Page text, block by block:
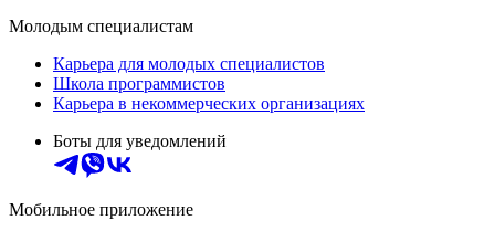
Молодым специалистам
Карьера для молодых специалистов
Школа программистов
Карьера в некоммерческих организациях
Боты для уведомлений
Мобильное приложение